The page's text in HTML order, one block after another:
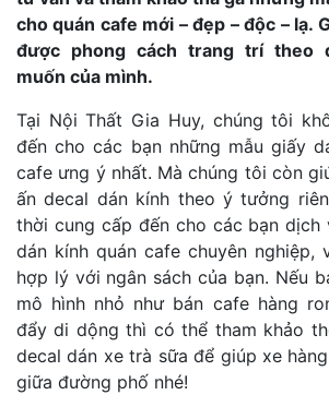
cho quán cafe mới – đẹp – độc – lạ.
được phong cách trang trí theo
muốn của mình.
Tại Nội Thất Gia Huy, chúng tôi
đến cho các bạn những mẫu giấy
cafe ưng ý nhất. Mà chúng tôi còn
ấn decal dán kính theo ý tưởng
thời cung cấp đến cho các bạn dịch
dán kính quán cafe chuyên
hợp lý với ngân sách của bạn. Nếu
mô hình nhỏ như bán cafe hàng
đẩy di dộng thì có thể tham khảo
decal dán xe trà sữa để giúp xe
giữa đường phố nhé!